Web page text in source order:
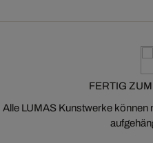
FERTIG
Alle LUMAS Kunstwerke können